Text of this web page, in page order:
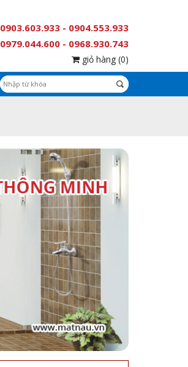
0903.603.933 - 0904.553.933
0979.044.600 - 0968.930.743
giỏ hàng (0)